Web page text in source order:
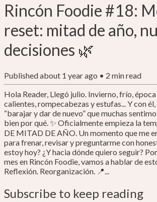
Rincón Foodie #18:
reset: mitad de año,
decisiones 🌿
Publishedabout 1 year ago • 2 min read
Hola Reader, Llegó julio. Invierno, frío,
calientes, rompecabezas y estufas... Y con él,
“barajar y dar de nuevo” que muchas
bien por qué. ✨ Oficialmente empieza la
DE MITAD DE AÑO. Un momento que me
para frenar, revisar y preguntarme con
estoy hoy? ¿Y hacia dónde quiero seguir?
mes en Rincón Foodie, vamos a hablar de
Reflexión. Reorganización. 📍...
Subscribe to keep reading